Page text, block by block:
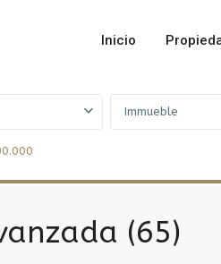
Inicio
Immueble
(65)